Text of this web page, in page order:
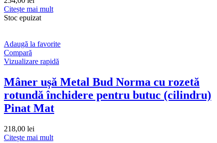
Citește mai mult
Stoc epuizat
Adaugă la favorite
Compară
Vizualizare rapidă
Mâner ușă Metal Bud Norma cu rozetă
rotundă închidere pentru butuc (cilindru)
Pinat Mat
218,00 lei
Citește mai mult